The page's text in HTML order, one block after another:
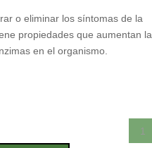
o eliminar los síntomas de la
propiedades que aumentan la
en el organismo.